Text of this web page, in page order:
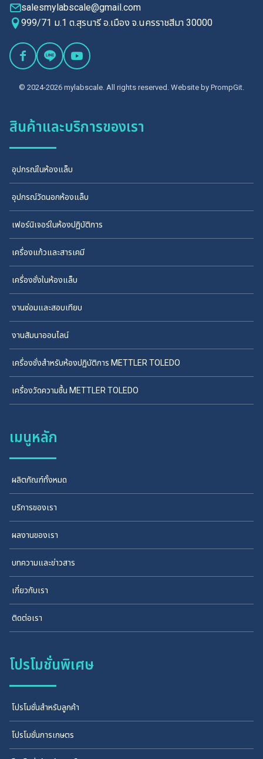
salesmylabscale@gmail.com
999/71 ม.1 ต.สุรนารี อ.เมือง จ.นครราชสีมา 30000
© 2024-2026 mylabscale. All rights reserved. Website by PrompGit.
สินค้าและบริการของเรา
อุปกรณ์ในห้องแล็บ
อุปกรณ์วัดนอกห้องแล็บ
เฟอร์นิเจอร์ในห้องปฏิบัติการ
เครื่องแก้วและสารเคมี
เครื่องชั่งในห้องแล็บ
งานซ่อมและสอบเทียบ
งานสัมนาออนไลน์
เครื่องชั่งสำหรับห้องปฏิบัติการ METTLER TOLEDO
เครื่องวัดความชื้น METTLER TOLEDO
เมนูหลัก
ผลิตภัณฑ์ทั้งหมด
บริการของเรา
ผลงานของเรา
บทความและข่าวสาร
เกี่ยวกับเรา
ติดต่อเรา
โปรโมชั่นพิเศษ
โปรโมชั่นสำหรับลูกค้า
โปรโมชั่นการเกษตร